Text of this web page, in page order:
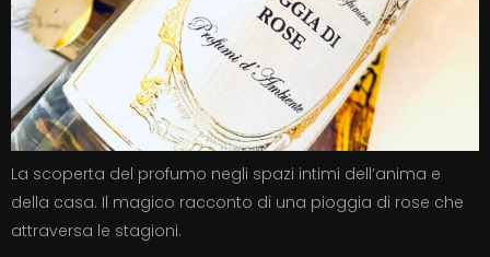
La scoperta del profumo negli spazi intimi dell’anima e
della casa. Il magico racconto di una pioggia di rose che
attraversa le stagioni.